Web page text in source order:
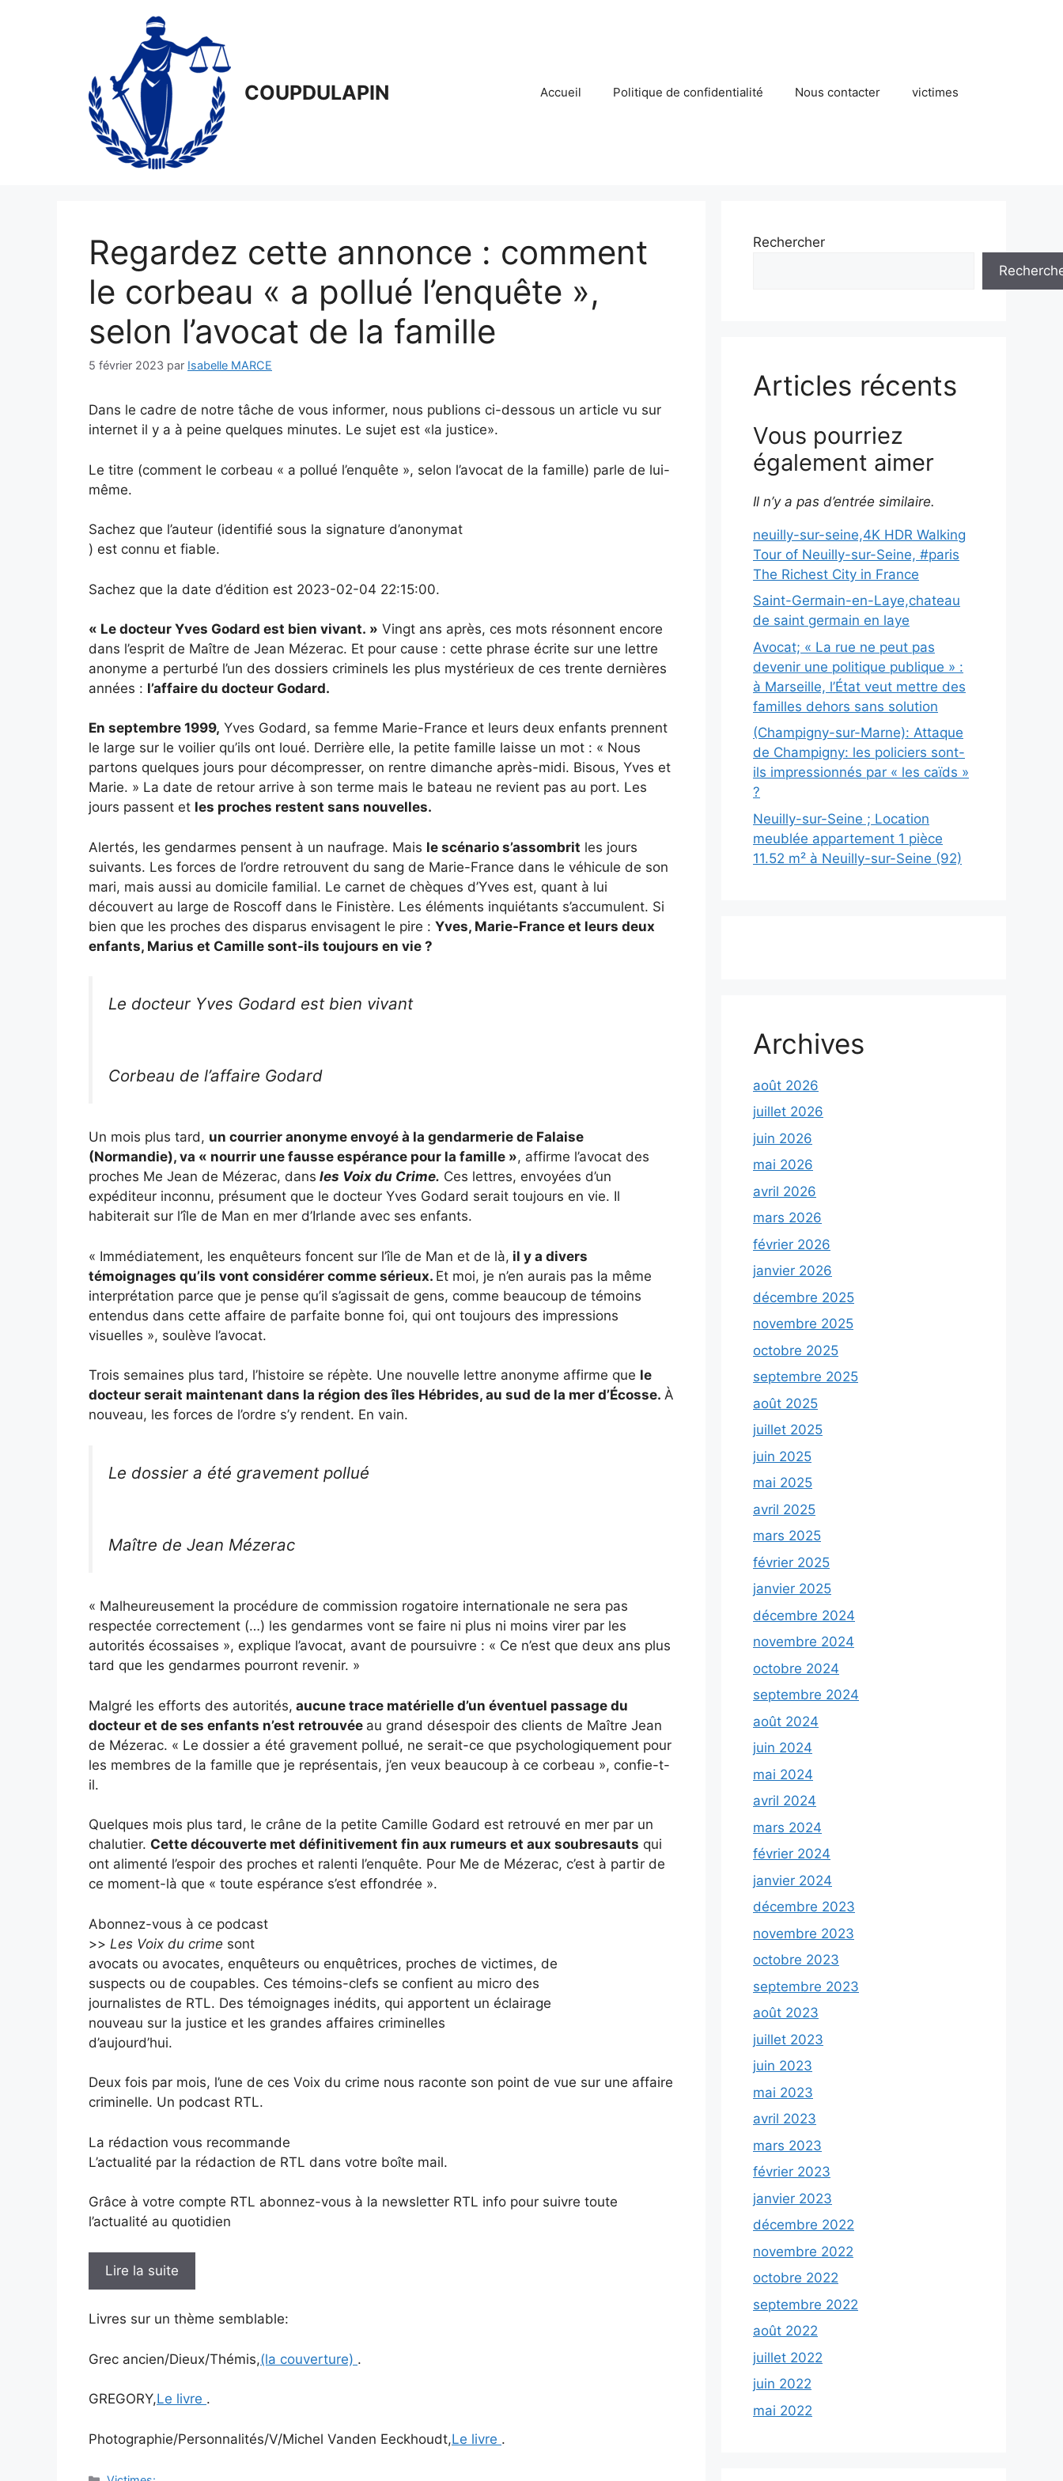
COUPDULAPIN Accueil Politique de confidentialité Nous contacter victimes
Regardez cette annonce : comment
le corbeau « a pollué l’enquête »,
selon l’avocat de la famille
5 février 2023 par Isabelle MARCE
Dans le cadre de notre tâche de vous informer, nous publions ci-dessous un article vu sur
internet il y a à peine quelques minutes. Le sujet est «la justice».
Le titre (comment le corbeau « a pollué l’enquête », selon l’avocat de la famille) parle de lui-
même.
Sachez que l’auteur (identifié sous la signature d’anonymat
) est connu et fiable.
Sachez que la date d’édition est 2023-02-04 22:15:00.
« Le docteur Yves Godard est bien vivant. » Vingt ans après, ces mots résonnent encore
dans l’esprit de Maître de Jean Mézerac. Et pour cause : cette phrase écrite sur une lettre
anonyme a perturbé l’un des dossiers criminels les plus mystérieux de ces trente dernières
années : l’affaire du docteur Godard.
En septembre 1999, Yves Godard, sa femme Marie-France et leurs deux enfants prennent
le large sur le voilier qu’ils ont loué. Derrière elle, la petite famille laisse un mot : « Nous
partons quelques jours pour décompresser, on rentre dimanche après-midi. Bisous, Yves et
Marie. » La date de retour arrive à son terme mais le bateau ne revient pas au port. Les
jours passent et les proches restent sans nouvelles.
Alertés, les gendarmes pensent à un naufrage. Mais le scénario s’assombrit les jours
suivants. Les forces de l’ordre retrouvent du sang de Marie-France dans le véhicule de son
mari, mais aussi au domicile familial. Le carnet de chèques d’Yves est, quant à lui
découvert au large de Roscoff dans le Finistère. Les éléments inquiétants s’accumulent. Si
bien que les proches des disparus envisagent le pire : Yves, Marie-France et leurs deux
enfants, Marius et Camille sont-ils toujours en vie ?
Le docteur Yves Godard est bien vivant
Corbeau de l’affaire Godard
Un mois plus tard, un courrier anonyme envoyé à la gendarmerie de Falaise
(Normandie), va « nourrir une fausse espérance pour la famille », affirme l’avocat des
proches Me Jean de Mézerac, dans les Voix du Crime. Ces lettres, envoyées d’un
expéditeur inconnu, présument que le docteur Yves Godard serait toujours en vie. Il
habiterait sur l’île de Man en mer d’Irlande avec ses enfants.
« Immédiatement, les enquêteurs foncent sur l’île de Man et de là, il y a divers
témoignages qu’ils vont considérer comme sérieux. Et moi, je n’en aurais pas la même
interprétation parce que je pense qu’il s’agissait de gens, comme beaucoup de témoins
entendus dans cette affaire de parfaite bonne foi, qui ont toujours des impressions
visuelles », soulève l’avocat.
Trois semaines plus tard, l’histoire se répète. Une nouvelle lettre anonyme affirme que le
docteur serait maintenant dans la région des îles Hébrides, au sud de la mer d’Écosse. À
nouveau, les forces de l’ordre s’y rendent. En vain.
Le dossier a été gravement pollué
Maître de Jean Mézerac
« Malheureusement la procédure de commission rogatoire internationale ne sera pas
respectée correctement (…) les gendarmes vont se faire ni plus ni moins virer par les
autorités écossaises », explique l’avocat, avant de poursuivre : « Ce n’est que deux ans plus
tard que les gendarmes pourront revenir. »
Malgré les efforts des autorités, aucune trace matérielle d’un éventuel passage du
docteur et de ses enfants n’est retrouvée au grand désespoir des clients de Maître Jean
de Mézerac. « Le dossier a été gravement pollué, ne serait-ce que psychologiquement pour
les membres de la famille que je représentais, j’en veux beaucoup à ce corbeau », confie-t-
il.
Quelques mois plus tard, le crâne de la petite Camille Godard est retrouvé en mer par un
chalutier. Cette découverte met définitivement fin aux rumeurs et aux soubresauts qui
ont alimenté l’espoir des proches et ralenti l’enquête. Pour Me de Mézerac, c’est à partir de
ce moment-là que « toute espérance s’est effondrée ».
Abonnez-vous à ce podcast
>> Les Voix du crime sont
avocats ou avocates, enquêteurs ou enquêtrices, proches de victimes, de
suspects ou de coupables. Ces témoins-clefs se confient au micro des
journalistes de RTL. Des témoignages inédits, qui apportent un éclairage
nouveau sur la justice et les grandes affaires criminelles
d’aujourd’hui.
Deux fois par mois, l’une de ces Voix du crime nous raconte son point de vue sur une affaire
criminelle. Un podcast RTL.
La rédaction vous recommande
L’actualité par la rédaction de RTL dans votre boîte mail.
Grâce à votre compte RTL abonnez-vous à la newsletter RTL info pour suivre toute
l’actualité au quotidien
Lire la suite
Livres sur un thème semblable:
Grec ancien/Dieux/Thémis,(la couverture) .
GREGORY,Le livre .
Photographie/Personnalités/V/Michel Vanden Eeckhoudt,Le livre .
Rechercher
Articles récents
Vous pourriez
également aimer
Il n’y a pas d’entrée similaire.
neuilly-sur-seine,4K HDR Walking
Tour of Neuilly-sur-Seine, #paris
The Richest City in France
Saint-Germain-en-Laye,chateau
de saint germain en laye
Avocat; « La rue ne peut pas
devenir une politique publique » :
à Marseille, l’État veut mettre des
familles dehors sans solution
(Champigny-sur-Marne): Attaque
de Champigny: les policiers sont-
ils impressionnés par « les caïds »
?
Neuilly-sur-Seine ; Location
meublée appartement 1 pièce
11.52 m² à Neuilly-sur-Seine (92)
Archives
août 2026
juillet 2026
juin 2026
mai 2026
avril 2026
mars 2026
février 2026
janvier 2026
décembre 2025
novembre 2025
octobre 2025
septembre 2025
août 2025
juillet 2025
juin 2025
mai 2025
avril 2025
mars 2025
février 2025
janvier 2025
décembre 2024
novembre 2024
octobre 2024
septembre 2024
août 2024
juin 2024
mai 2024
avril 2024
mars 2024
février 2024
janvier 2024
décembre 2023
novembre 2023
octobre 2023
septembre 2023
août 2023
juillet 2023
juin 2023
mai 2023
avril 2023
mars 2023
février 2023
janvier 2023
décembre 2022
novembre 2022
octobre 2022
septembre 2022
août 2022
juillet 2022
juin 2022
mai 2022